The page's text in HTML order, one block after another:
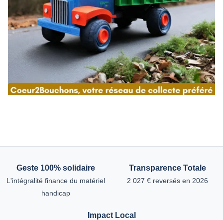
Geste 100% solidaire
L'intégralité finance du matériel
handicap
Transparence Totale
2 027 € reversés en 2026
Impact Local